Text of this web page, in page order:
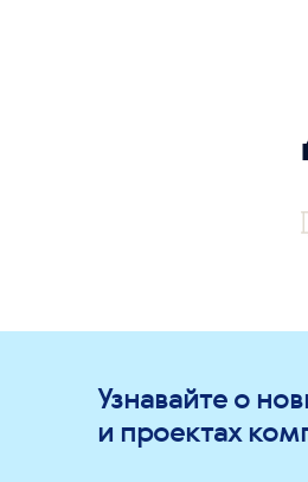
Узнавайте о
и проектах